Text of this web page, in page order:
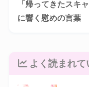
「帰ってきたスキ
に響く慰めの言葉
よく読まれて